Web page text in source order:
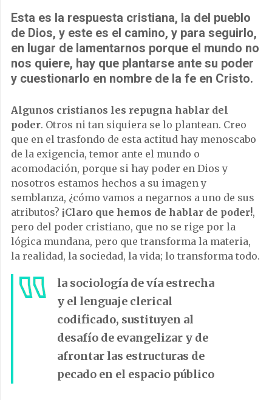
Esta es la respuesta cristiana, la del pueblo
de Dios, y este es el camino, y para seguirlo,
en lugar de lamentarnos porque el mundo no
nos quiere, hay que plantarse ante su poder
y cuestionarlo en nombre de la fe en Cristo.
Algunos cristianos les repugna hablar del
poder. Otros ni tan siquiera se lo plantean. Creo
que en el trasfondo de esta actitud hay menoscabo
de la exigencia, temor ante el mundo o
acomodación, porque si hay poder en Dios y
nosotros estamos hechos a su imagen y
semblanza, ¿cómo vamos a negarnos a uno de sus
atributos? ¡Claro que hemos de hablar de poder!,
pero del poder cristiano, que no se rige por la
lógica mundana, pero que transforma la materia,
la realidad, la sociedad, la vida; lo transforma todo.
la sociología de vía estrecha
y el lenguaje clerical
codificado, sustituyen al
desafío de evangelizar y de
afrontar las estructuras de
pecado en el espacio público